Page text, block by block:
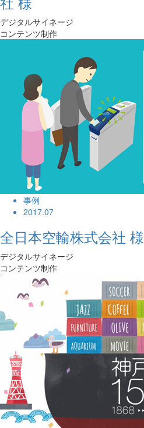
デジタルサイネージ
コンテンツ制作
事例
2017.07
全日本空輸株式会社 様
デジタルサイネージ
コンテンツ制作